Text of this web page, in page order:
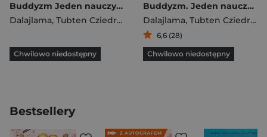
Buddyzm Jeden nauczyciel wiele tradycji
Dalajlama, Tubten Cziedryn
Chwilowo niedostępny
Buddyzm. Jeden nauczyciel, wiele tradycji
Dalajlama, Tubten Cziedryn
6,6 (28)
Chwilowo niedostępny
Bestsellery